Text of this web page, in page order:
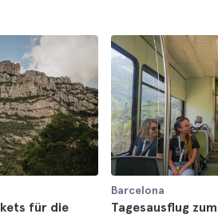
für die
Barcelona
Tagesausflug